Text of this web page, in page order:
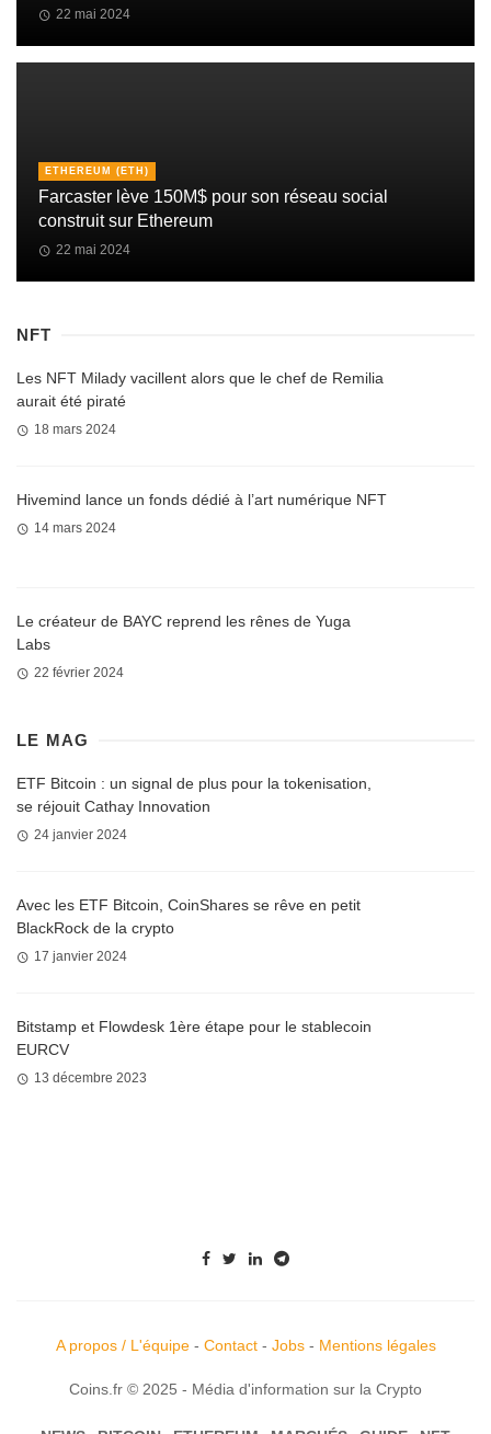
22 mai 2024
ETHEREUM (ETH)
Farcaster lève 150M$ pour son réseau social
construit sur Ethereum
22 mai 2024
NFT
Les NFT Milady vacillent alors que le chef de Remilia
aurait été piraté
18 mars 2024
Hivemind lance un fonds dédié à l’art numérique NFT
14 mars 2024
Le créateur de BAYC reprend les rênes de Yuga
Labs
22 février 2024
LE MAG
ETF Bitcoin : un signal de plus pour la tokenisation,
se réjouit Cathay Innovation
24 janvier 2024
Avec les ETF Bitcoin, CoinShares se rêve en petit
BlackRock de la crypto
17 janvier 2024
Bitstamp et Flowdesk 1ère étape pour le stablecoin
EURCV
13 décembre 2023
A propos / L'équipe- Contact- Jobs- Mentions légales
Coins.fr © 2025 - Média d'information sur la Crypto